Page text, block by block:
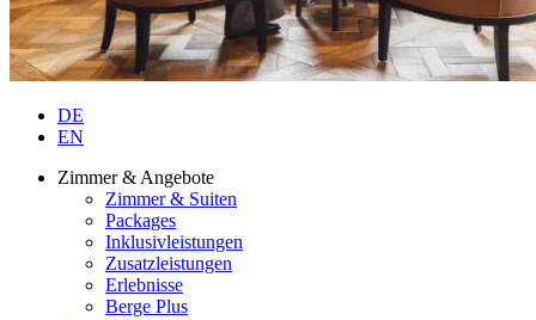
DE
EN
Zimmer & Angebote
Zimmer & Suiten
Packages
Inklusivleistungen
Zusatzleistungen
Erlebnisse
Berge Plus